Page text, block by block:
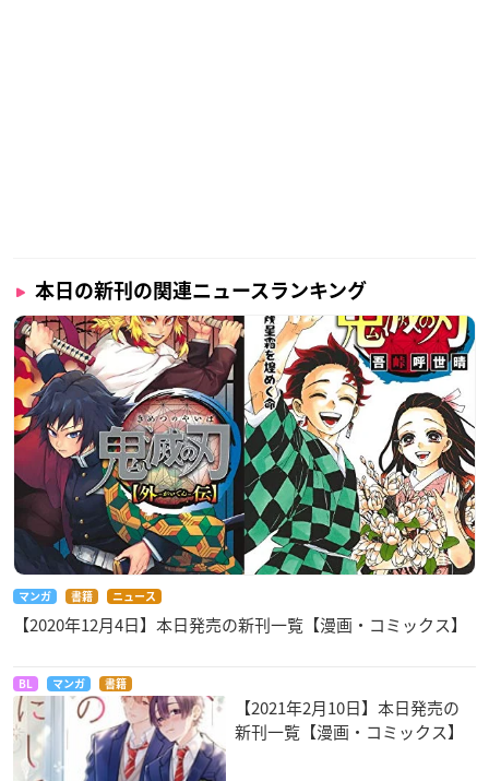
本日の新刊の関連ニュースランキング
マンガ 書籍 ニュース
【2020年12月4日】本日発売の新刊一覧【漫画・コミックス】
BL マンガ 書籍
【2021年2月10日】本日発売の
新刊一覧【漫画・コミックス】